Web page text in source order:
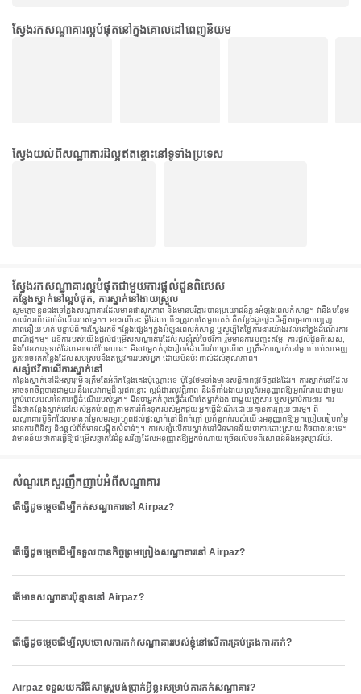
ស្វែងរកសណ្ឋាគារល្អបំផុតនៅក្នុងគោលដៅពេញនិយម
ស្វែងយល់ពីសណ្ឋាគារដ៏ល្អឥតខ្ចោះនៅទូទាំងប្រទេស
ស្វែងរកសណ្ឋាគារល្អបំផុតជាមួយការផ្តល់ជូនពិសេស
កន្លែងស្នាក់នៅល្អបំផុត, ការស្នាក់នៅងាយស្រួល
សូមភ្លេចខ្លួនឯងទៅក្នុងសណ្ឋាគារដែលមានផាសុកភាព និងមានបរិក្ខារបានប្រយោជន៍ក្នុងអំឡុងពេលកំសាន្ត។ វានឹងបន្ថែម
ភាពរីករាយដល់ដំណើររបស់អ្នក។ ខាងលើនេះ អ្វីដែលយើងត្រូវការតែមួយគត់ គឺកន្លែងដូចផ្ទះដើម្បីសម្រាកបញ្ចេញ
ភាពនឿយហត់ បន្ទាប់ពីការស្វែងរកទីកន្លែងផ្សេងៗក្នុងអំឡុងពេលកំសាន្ត ឬសូម្បីតែថ្ងៃការងារយ៉ាងរវល់នៅក្នុងដំណើរការ
ពាណិជ្ជកម្ម។ វេទិការបស់យើងផ្តល់ជម្រើសសណ្ឋាគារដែលសន្សំសំចៃថវិកា រួមមានការបញ្ចុះតម្លៃ, ការផ្តល់ជូនពិសេស,
និងផែនការទូទាត់ដែលអាចបត់បែនបាន។ មិនថាអ្នកកំពុងរៀបចំដំណើរបែបប្រណីត ឬត្រឹមការស្នាក់នៅមួយយប់សាមញ្ញ
អ្នកអាចរកកន្លែងដែលសមស្របនឹងតម្រូវការរបស់អ្នក ដោយមិនប៉ះពាល់ដល់គុណភាព។
សន្សំថវិកាលើការស្នាក់នៅ
កន្លែងស្នាក់នៅដ៏អស្ចារ្យមិនត្រឹមតែអំពីកន្លែងគេងប៉ុណ្ណោះទេ ប៉ុន្តែថែមទាំងមានសន្តិភាពផ្លូវចិត្តផងដែរ។ ការស្នាក់នៅដែល
អាចទុកចិត្តបានជាមួយនឹងសេវាកម្មដ៏ល្អឥតខ្ចោះ ស្តង់ដារសុវត្ថិភាព និងទីតាំងងាយស្រួលអនុញ្ញាតឱ្យអ្នករីករាយជាមួយ
គ្រប់ពេលវេលានៃការធ្វើដំណើររបស់អ្នក។ មិនថាអ្នកកំពុងធ្វើដំណើរតែម្នាក់ឯង ជាមួយគ្រួសារ ឬសម្រាប់ការងារ ការ
ដឹងថាកន្លែងស្នាក់នៅរបស់អ្នកបំពេញតាមការរំពឹងទុករបស់អ្នកជួយអ្នកធ្វើដំណើរដោយគ្មានការព្រួយបារម្ភ។ ពី
សណ្ឋាគារប៊ូទិកដែលមានតម្លៃសមរម្យរហូតដល់ផ្ទះស្នាក់នៅដ៏កក់ក្តៅ ប្រព័ន្ធកក់របស់យើងអនុញ្ញាតឱ្យអ្នកប្រៀបធៀបតម្លៃ
អានការពិនិត្យ និងផ្តល់ព័ត៌មានលម្អិតសំខាន់ៗ។ ការសន្សំលើការស្នាក់នៅមិនមានន័យថាការដោះស្រាយតិចជាងនេះទេ។
វាមានន័យថាការធ្វើឱ្យជម្រើសឆ្លាតវៃជំនួសវិញដែលអនុញ្ញាតឱ្យអ្នកចំណាយច្រើនលើបទពិសោធន៍និងអនុស្សាវរីយ៍.
សំណួរគេសួរញឹកញាប់អំពីសណ្ឋាគារ
តើធ្វើដូចម្តេចដើម្បីកក់សណ្ឋាគារនៅ Airpaz?
តើធ្វើដូចម្តេចដើម្បីទទួលបានកិច្ចព្រមព្រៀងសណ្ឋាគារនៅ Airpaz?
តើមានសណ្ឋាគារប៉ុន្មាននៅ Airpaz?
តើធ្វើដូចម្តេចដើម្បីលុបចោលការកក់សណ្ឋាគាររបស់ខ្ញុំនៅលើការគ្រប់គ្រងការកក់?
Airpaz ទទួលយកវិធីសាស្ត្របង់ប្រាក់អ្វីខ្លះសម្រាប់ការកក់សណ្ឋាគារ?